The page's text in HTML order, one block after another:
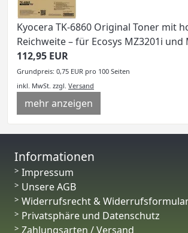
Kyocera TK-6860 Original Toner mit
Reichweite – für Ecosys MZ3201i und
112,95 EUR
Grundpreis: 0,75 EUR pro 100 Seiten
inkl. MwSt. zzgl. Versand
mehr anzeigen
Informationen
Impressum
Unsere AGB
Widerrufsrecht &
Privatsphäre und Datenschutz
Zahlungsarten / Versand